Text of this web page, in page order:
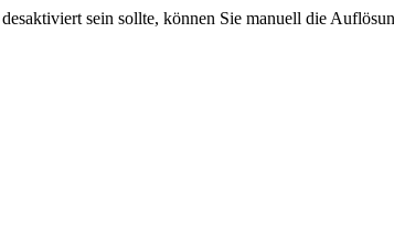
sein sollte, können Sie manuell die